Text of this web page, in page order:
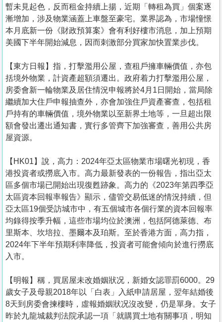
暫未見起色，反而租金持續上揚，近期「轉租為買」個案逐
漸增加，涉及物業涵蓋上車盤至豪宅。業界認為，市場憧憬
本月底新一份《財政預算案》會有利好樓市消息，加上預期
美國下半年開始減息，因而刺激部分買家加快置業步伐。
【東方日報】指，打擊濫用公屋，查租戶擁車輛價值，亦包
括境外物業，計資產超額須遷出。政府着力打擊濫用公屋，
房委會新一輪物業及居住情況申報將於4月1日開始，當局除
繼續加大住戶申報抽查外，亦會加強住戶資產審查，包括租
戶持有的車輛價值，境外物業以至新界土地等，一旦超出限
額會發出遷出通知書，實行多管齊下加強審查，善用公共房
屋資源。
【HK01】說，高力：2024年亞太區物業市場曙光初現，香
港投資者或撈底入市。高力最新發表的一份報告，指出亞太
區多個市場已開始出現復甦跡象。高力的《2023年第四季亞
太區資本回報率報告》顯示，儘管交易低迷的情況持續，但
亞太區19個受訪城市中，有五個城市各個行業的資本回報率
均錄得按季升幅，這些市場均位於澳洲，包括阿德萊德、布
里斯本、坎培拉、墨爾本及珀斯。至於香港方面，高力指，
2024年下半年預期利率降低，投資者可能會傾向於進行撈底
入市。
【明報】稱，買居屋未改婚姻狀况，新婚女認罪罰6000。29
歲女子及母親2018年以「白表」入紙申請居屋，翌年結婚後
8天到房委會揀樓時，虛報婚姻狀况沒改變，仍是單身。女子
昨於九龍城裁判法院承認一項「就購買土地有關事項，明知